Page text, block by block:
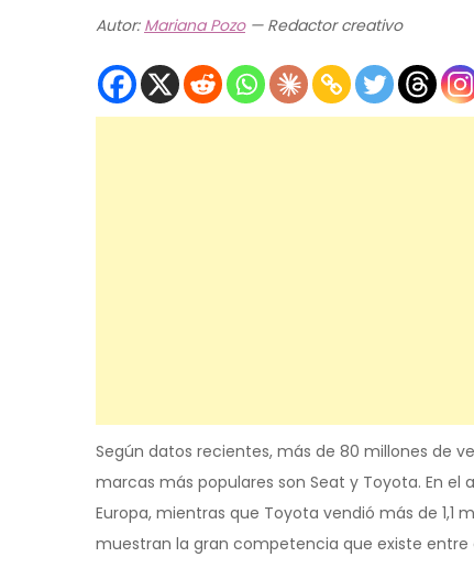
Autor: Mariana Pozo— Redactor creativo
Según datos recientes, más de 80 millones de
marcas más populares son Seat y Toyota. En el
Europa, mientras que Toyota vendió más de 1,1
muestran la gran competencia que existe